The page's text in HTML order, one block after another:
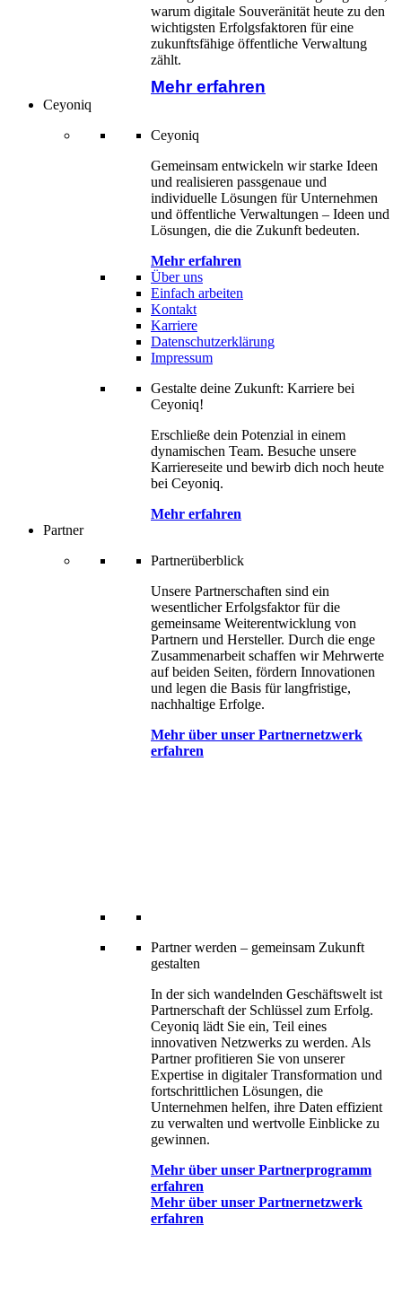
warum digitale Souveränität heute zu den
wichtigsten Erfolgsfaktoren für eine
zukunftsfähige öffentliche Verwaltung
zählt.
Mehr erfahren
Ceyoniq
Ceyoniq
Gemeinsam entwickeln wir starke Ideen
und realisieren passgenaue und
individuelle Lösungen für Unternehmen
und öffentliche Verwaltungen – Ideen und
Lösungen, die die Zukunft bedeuten.
Mehr erfahren
Über uns
Einfach arbeiten
Kontakt
Karriere
Datenschutzerklärung
Impressum
Gestalte deine Zukunft: Karriere bei
Ceyoniq!
Erschließe dein Potenzial in einem
dynamischen Team. Besuche unsere
Karriereseite und bewirb dich noch heute
bei Ceyoniq.
Mehr erfahren
Partner
Partnerüberblick
Unsere Partnerschaften sind ein
wesentlicher Erfolgsfaktor für die
gemeinsame Weiterentwicklung von
Partnern und Hersteller. Durch die enge
Zusammenarbeit schaffen wir Mehrwerte
auf beiden Seiten, fördern Innovationen
und legen die Basis für langfristige,
nachhaltige Erfolge.
Mehr über unser Partnernetzwerk
erfahren
Partner werden – gemeinsam Zukunft
gestalten
In der sich wandelnden Geschäftswelt ist
Partnerschaft der Schlüssel zum Erfolg.
Ceyoniq lädt Sie ein, Teil eines
innovativen Netzwerks zu werden. Als
Partner profitieren Sie von unserer
Expertise in digitaler Transformation und
fortschrittlichen Lösungen, die
Unternehmen helfen, ihre Daten effizient
zu verwalten und wertvolle Einblicke zu
gewinnen.
Mehr über unser Partnerprogramm
erfahren
Mehr über unser Partnernetzwerk
erfahren